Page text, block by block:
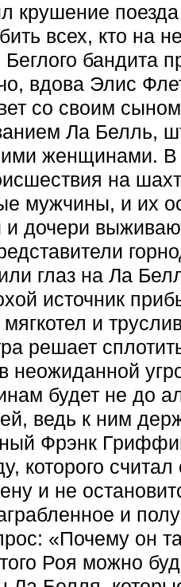
крушение
всех, кто на
бандита
вдова Элис
со своим
Ла Белль,
женщинами. В
на
мужчины, и их
дочери
глаз на Ла
источник
и
решает
неожиданной
будет не до
ведь к ним
Фрэнк
которого
и не
и
«Почему он
Роя можно